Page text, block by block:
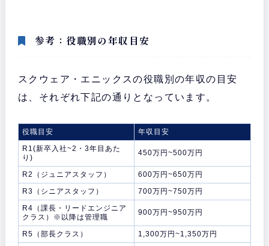
参考：役職別の年収目安
スクウェア・エニックスの役職別の年収の目安
は、それぞれ下記の通りとなっています。
役職目安
年収目安
R1(新卒入社~2・3年目あた
り)
450万円~500万円
R2（ジュニアスタッフ）
600万円~650万円
R3（シニアスタッフ）
700万円~750万円
R4（課長・リードエンジニア
クラス）※以降は管理職
900万円~950万円
R5（部長クラス） 1,300万円~1,350万円